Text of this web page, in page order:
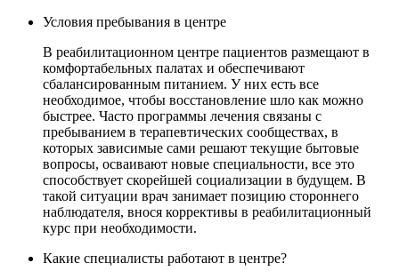
Условия пребывания в центре
В реабилитационном центре пациентов размещают в
комфортабельных палатах и обеспечивают
сбалансированным питанием. У них есть все
необходимое, чтобы восстановление шло как можно
быстрее. Часто программы лечения связаны с
пребыванием в терапевтических сообществах, в
которых зависимые сами решают текущие бытовые
вопросы, осваивают новые специальности, все это
способствует скорейшей социализации в будущем. В
такой ситуации врач занимает позицию стороннего
наблюдателя, внося коррективы в реабилитационный
курс при необходимости.
Какие специалисты работают в центре?